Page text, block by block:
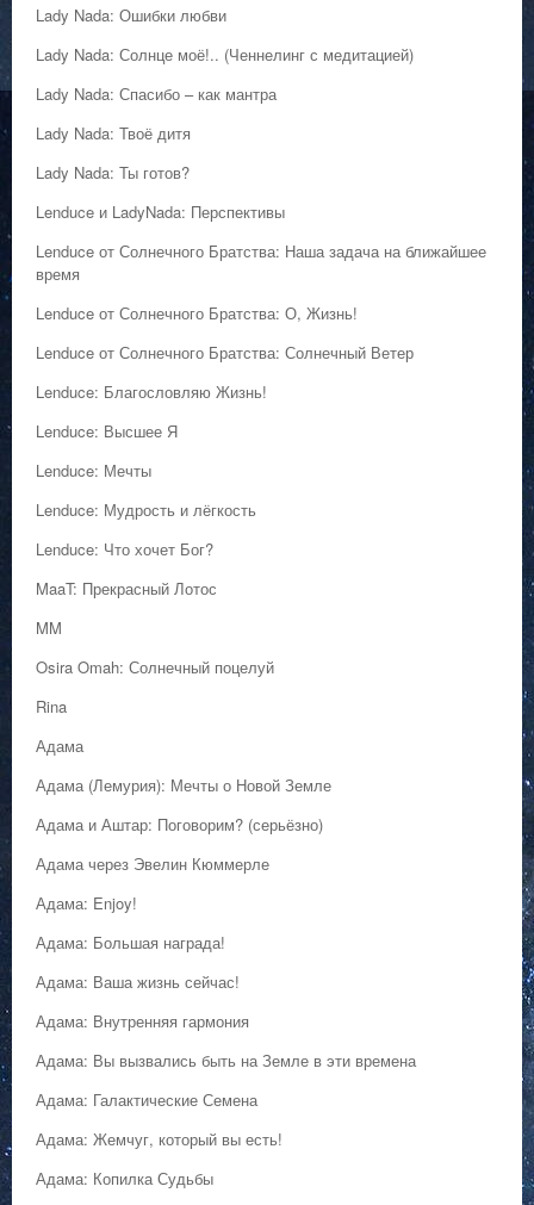
Lady Nada: Ошибки любви
Lady Nada: Солнце моё!.. (Ченнелинг с медитацией)
Lady Nada: Спасибо – как мантра
Lady Nada: Твоё дитя
Lady Nada: Ты готов?
Lenduce и LadyNada: Перспективы
Lenduce от Солнечного Братства: Наша задача на ближайшее
время
Lenduce от Солнечного Братства: О, Жизнь!
Lenduce от Солнечного Братства: Солнечный Ветер
Lenduce: Благословляю Жизнь!
Lenduce: Высшее Я
Lenduce: Мечты
Lenduce: Мудрость и лёгкость
Lenduce: Что хочет Бог?
MaaT: Прекрасный Лотос
MM
Osira Omah: Солнечный поцелуй
Rina
Адама
Адама (Лемурия): Мечты о Новой Земле
Адама и Аштар: Поговорим? (серьёзно)
Адама через Эвелин Кюммерле
Адама: Enjoy!
Адама: Большая награда!
Адама: Ваша жизнь сейчас!
Адама: Внутренняя гармония
Адама: Вы вызвались быть на Земле в эти времена
Адама: Галактические Семена
Адама: Жемчуг, который вы есть!
Адама: Копилка Судьбы